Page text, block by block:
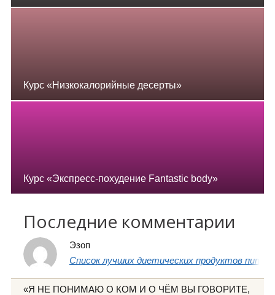
Курс «Низкокалорийные десерты»
Курс «Экспресс-похудение Fantastic body»
Последние комментарии
Эзоп
Список лучших диетических продуктов
«Я НЕ ПОНИМАЮ О КОМ И О ЧЁМ ВЫ ГОВОРИТЕ,